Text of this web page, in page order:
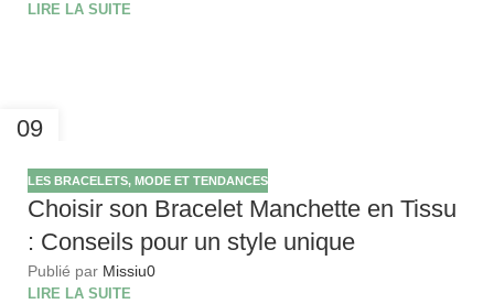
LIRE LA SUITE
09
LES BRACELETS, MODE ET TENDANCES
Choisir son Bracelet Manchette en Tissu
: Conseils pour un style unique
Publié par Missiu0
LIRE LA SUITE